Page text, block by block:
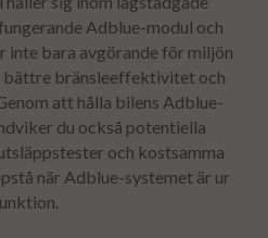
Adblue-modul och
inte bara avgörande för miljön
bättre bränsleeffektivitet och
att hålla bilens Adblue-
du också potentiella
och kostsamma
när Adblue-systemet är ur